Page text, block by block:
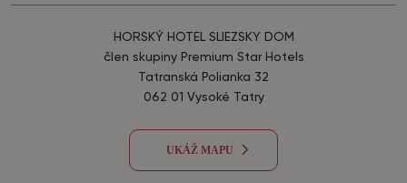
HORSKÝ HOTEL SLIEZSKY DOM
člen skupiny Premium Star Hotels
Tatranská Polianka 32
062 01 Vysoké Tatry
UKÁŽ MAPU